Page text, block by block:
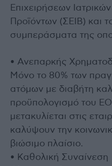
Επιχειρήσεων
Προϊόντων (ΣΕΙΒ) και
συμπεράσματα της
• Ανεπαρκής
Μόνο το 80% των
ατόμων με διαβήτη
προϋπολογισμό του
μετακυλίεται στις
καλύψουν την
βιώσιμο πλαίσιο.
• Καθολική Συναίνεση